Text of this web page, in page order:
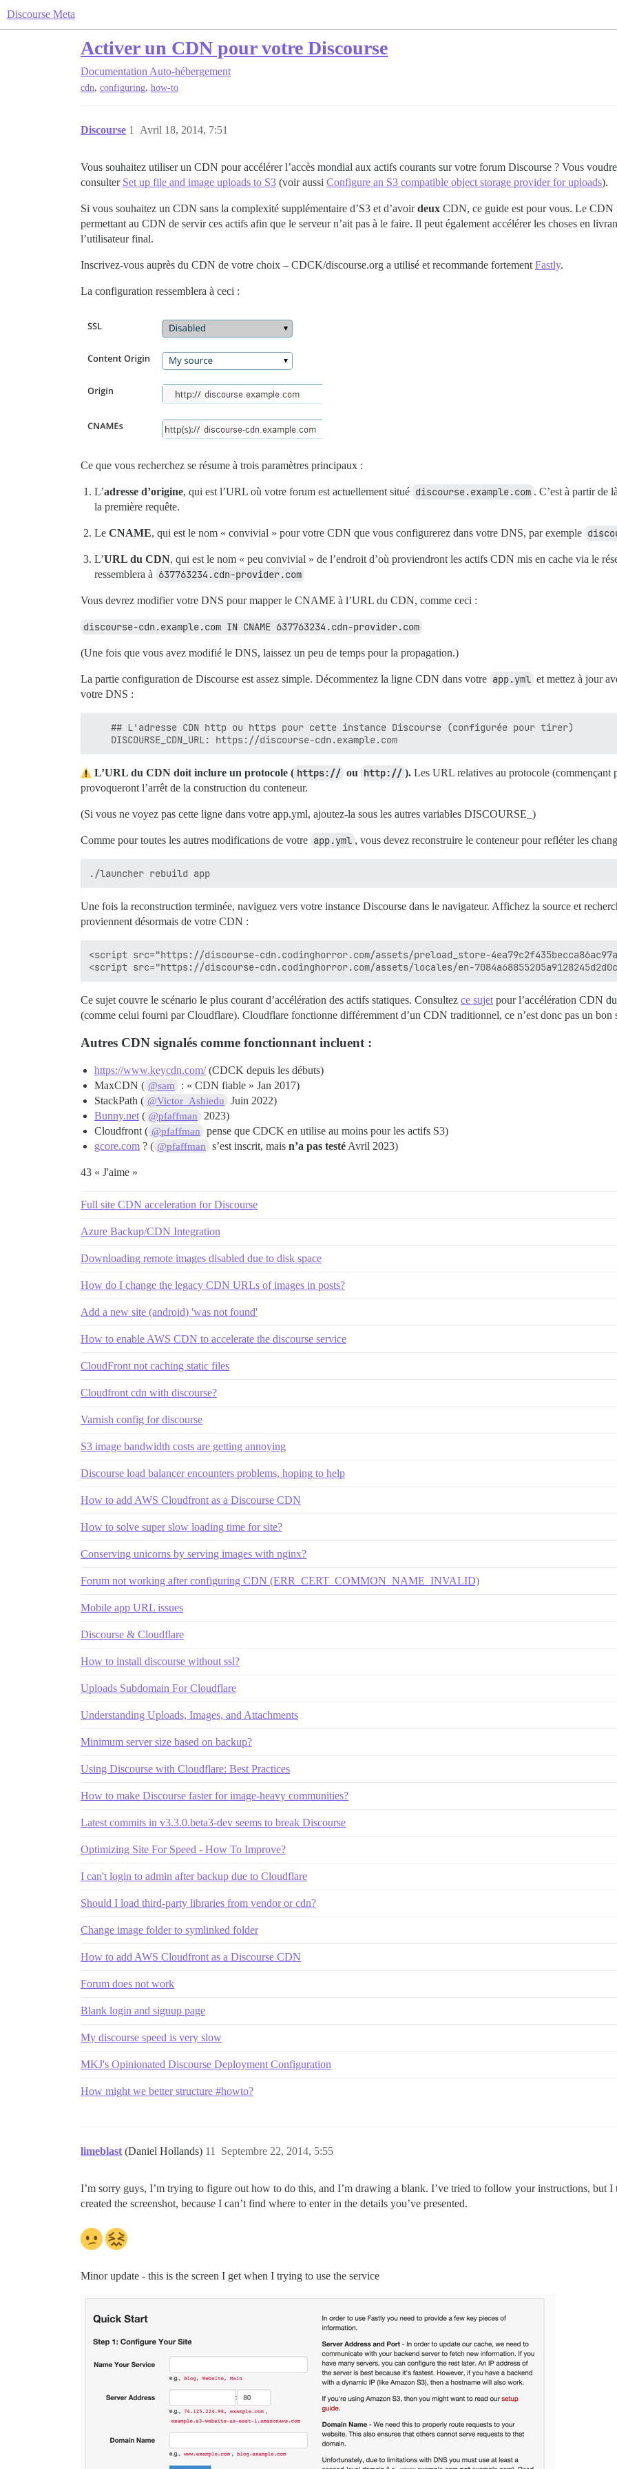
Discourse Meta
Activer un CDN pour votre Discourse
Documentation Auto-hébergement
cdn, configuring, how-to
Discourse Avril 18, 2014, 7:51
1
Vous souhaitez utiliser un CDN pour accélérer l’accès mondial aux actifs courants sur votre forum Discourse ? Vous
consulter Set up file and image uploads to S3 (voir aussi Configure an S3 compatible object storage provider for uploads).
Si vous souhaitez un CDN sans la complexité supplémentaire d’S3 et d’avoirdeux CDN, ce guide est pour vous. Le CDN
permettant au CDN de servir ces actifs afin que le serveur n’ait pas à le faire. Il peut également accélérer les choses en
l’utilisateur final.
Inscrivez-vous auprès du CDN de votre choix – CDCK/discourse.org a utilisé et recommande fortement Fastly.
La configuration ressemblera à ceci :
Ce que vous recherchez se résume à trois paramètres principaux :
L’adresse d’origine, qui est l’URL où votre forum est actuellement situé discourse.example.com . C’est à partir de
la première requête.
Le CNAME, qui est le nom « convivial » pour votre CDN que vous configurerez dans votre DNS, par exemple
L’URL du CDN, qui est le nom « peu convivial » de l’endroit d’où proviendront les actifs CDN mis en cache via le
ressemblera à 637763234.cdn-provider.com
Vous devrez modifier votre DNS pour mapper le CNAME à l’URL du CDN, comme ceci :
discourse-cdn.example.com IN CNAME 637763234.cdn-provider.com
(Une fois que vous avez modifié le DNS, laissez un peu de temps pour la propagation.)
La partie configuration de Discourse est assez simple. Décommentez la ligne CDN dans votre app.yml et mettez à jour
votre DNS :
    ## L'adresse CDN http ou https pour cette instance Discourse (configurée pour tirer)
L’URL du CDN doit inclure un protocole ( https:// ou http:// ). Les URL relatives au protocole (commençant
provoqueront l’arrêt de la construction du conteneur.
(Si vous ne voyez pas cette ligne dans votre app.yml, ajoutez-la sous les autres variables DISCOURSE_)
Comme pour toutes les autres modifications de votre app.yml , vous devez reconstruire le conteneur pour refléter les
Une fois la reconstruction terminée, naviguez vers votre instance Discourse dans le navigateur. Affichez la source et
proviennent désormais de votre CDN :
<script src="https://discourse-cdn.codinghorror.com/assets/preload_store-
Ce sujet couvre le scénario le plus courant d’accélération des actifs statiques. Consultez ce sujet pour l’accélération CDN
(comme celui fourni par Cloudflare). Cloudflare fonctionne différemment d’un CDN traditionnel, ce n’est donc pas un bon
Autres CDN signalés comme fonctionnant incluent :
https://www.keycdn.com/(CDCK depuis les débuts)
MaxCDN ( @sam
: « CDN fiable » Jan 2017)
StackPath ( @Victor_Ashiedu
Juin 2022)
Bunny.net ( @pfaffman
2023)
Cloudfront ( @pfaffman
pense que CDCK en utilise au moins pour les actifs S3)
gcore.com ? ( @pfaffman s’est inscrit, maisn’a pas testé Avril 2023)
43 « J'aime »
Full site CDN acceleration for Discourse
Azure Backup/CDN Integration
Downloading remote images disabled due to disk space
How do I change the legacy CDN URLs of images in posts?
Add a new site (android) 'was not found'
How to enable AWS CDN to accelerate the discourse service
CloudFront not caching static files
Cloudfront cdn with discourse?
Varnish config for discourse
S3 image bandwidth costs are getting annoying
Discourse load balancer encounters problems, hoping to help
How to add AWS Cloudfront as a Discourse CDN
How to solve super slow loading time for site?
Conserving unicorns by serving images with nginx?
Forum not working after configuring CDN (ERR_CERT_COMMON_NAME_INVALID)
Mobile app URL issues
Discourse & Cloudflare
How to install discourse without ssl?
Uploads Subdomain For Cloudflare
Understanding Uploads, Images, and Attachments
Minimum server size based on backup?
Using Discourse with Cloudflare: Best Practices
How to make Discourse faster for image-heavy communities?
Latest commits in v3.3.0.beta3-dev seems to break Discourse
Optimizing Site For Speed - How To Improve?
I can't login to admin after backup due to Cloudflare
Should I load third-party libraries from vendor or cdn?
Change image folder to symlinked folder
How to add AWS Cloudfront as a Discourse CDN
Forum does not work
Blank login and signup page
My discourse speed is very slow
MKJ's Opinionated Discourse Deployment Configuration
How might we better structure #howto?
limeblast (Daniel Hollands) Septembre 22, 2014, 5:55
11
I’m sorry guys, I’m trying to figure out how to do this, and I’m drawing a blank. I’ve tried to follow your instructions, but I
created the screenshot, because I can’t find where to enter in the details you’ve presented.
Minor update - this is the screen I get when I trying to use the service